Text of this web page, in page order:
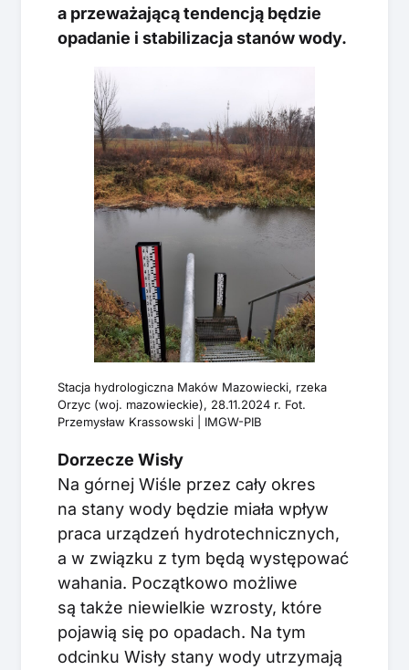
a przeważającą tendencją będzie
opadanie i stabilizacja stanów wody.
Stacja hydrologiczna Maków Mazowiecki, rzeka
Orzyc (woj. mazowieckie), 28.11.2024 r. Fot.
Przemysław Krassowski | IMGW-PIB
Dorzecze Wisły
Na górnej Wiśle przez cały okres
na stany wody będzie miała wpływ
praca urządzeń hydrotechnicznych,
a w związku z tym będą występować
wahania. Początkowo możliwe
są także niewielkie wzrosty, które
pojawią się po opadach. Na tym
odcinku Wisły stany wody utrzymają